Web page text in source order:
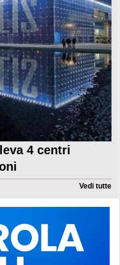
4 centri
Vedi tutte